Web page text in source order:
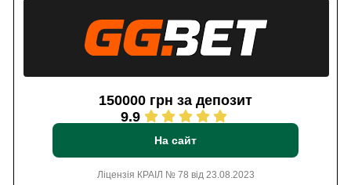
150000 грн за депозит
9.9
На сайт
Ліцензія КРАІЛ № 78 від 23.08.2023